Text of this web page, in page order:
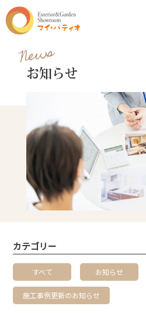
News
お知らせ
カテゴリー
すべて お知らせ
施工事例更新のお知らせ